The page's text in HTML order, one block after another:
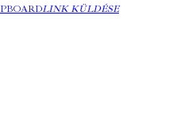
LINK KÜLDÉSE